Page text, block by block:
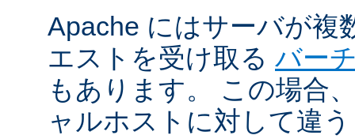
Apache にはサーバが複
エストを受け取る バー
もあります。 この場合
ャルホストに対して違